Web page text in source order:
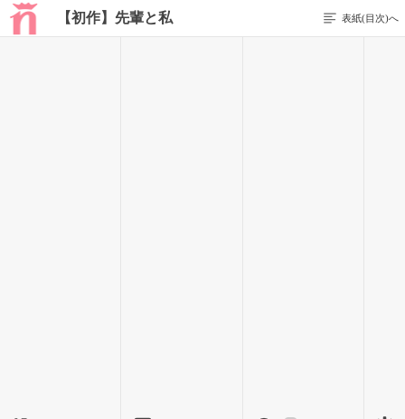
【初作】先輩と私 表紙(目次)へ
前のページを表示する